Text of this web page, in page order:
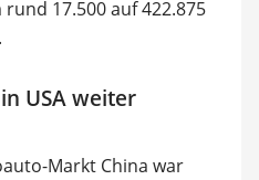
17.500 auf 422.875
USA weiter
Markt China war